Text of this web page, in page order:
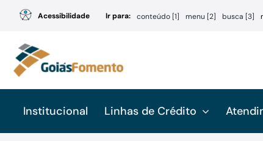
conteúdo
Acessibilidade Ir para: conteúdo [1] menu [2] busca [3]
Institucional Linhas de Crédito